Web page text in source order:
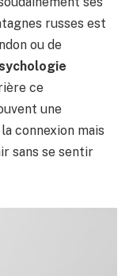
russes est
ou de
ce
une
connexion mais
sans se sentir